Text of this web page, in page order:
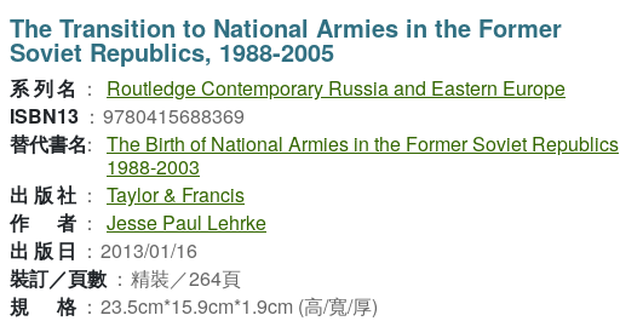
The Transition to National Armies in the Former
Soviet Republics, 1988-2005
系列名 ：
Routledge Contemporary Russia and Eastern Europe
ISBN13 ： 9780415688369
替代書名： The Birth of National Armies in the Former Soviet Republics
1988-2003
出版社 ： Taylor & Francis
作者 ： Jesse Paul Lehrke
出版日 ： 2013/01/16
裝訂／頁數 ： 精裝／264頁
規格 ： 23.5cm*15.9cm*1.9cm (高/寬/厚)